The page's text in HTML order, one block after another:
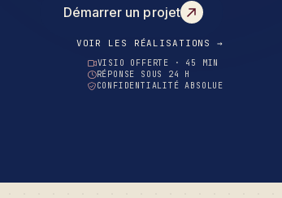
Démarrer un projet
VOIR LES RÉALISATIONS →
VISIO OFFERTE · 45 MIN
RÉPONSE SOUS 24 H
CONFIDENTIALITÉ ABSOLUE